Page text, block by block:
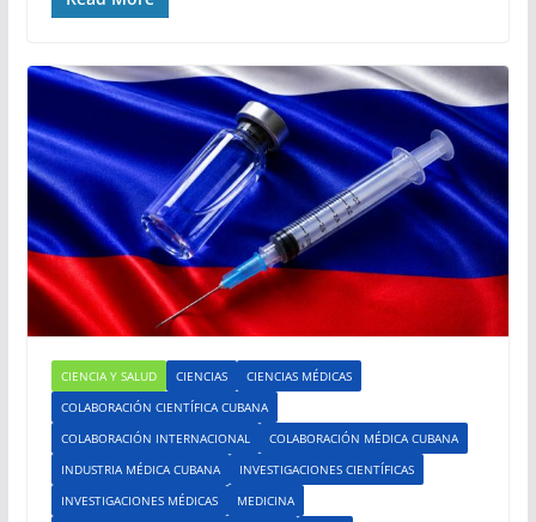
CIENCIA Y SALUD CIENCIAS
CIENCIAS MÉDICAS
COLABORACIÓN CIENTÍFICA CUBANA
COLABORACIÓN INTERNACIONAL
COLABORACIÓN MÉDICA CUBANA
INDUSTRIA MÉDICA CUBANA
INVESTIGACIONES CIENTÍFICAS
INVESTIGACIONES MÉDICAS
MEDICINA